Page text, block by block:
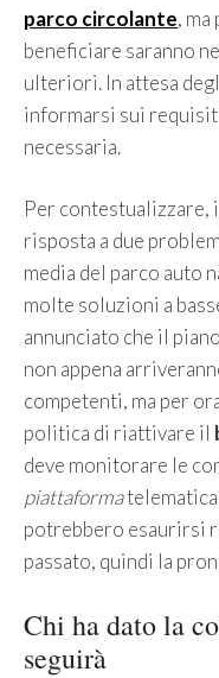
parco circolante,
beneficiare saranno
ulteriori. In attesa
informarsi sui
necessaria.
Per contestualizzare,
risposta a due
media del parco auto
molte soluzioni a
annunciato che il
non appena
competenti, ma per
politica di riattivare il
deve monitorare le
piattaformatelematica
potrebbero esaurirsi
passato, quindi la
Chi ha dato la
seguirà